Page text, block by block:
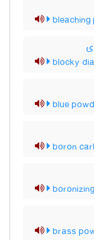
blocky
blue
boron
brass